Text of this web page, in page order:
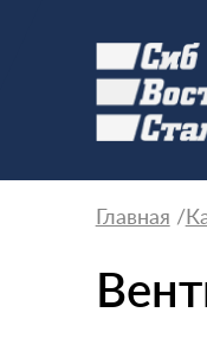
Главная